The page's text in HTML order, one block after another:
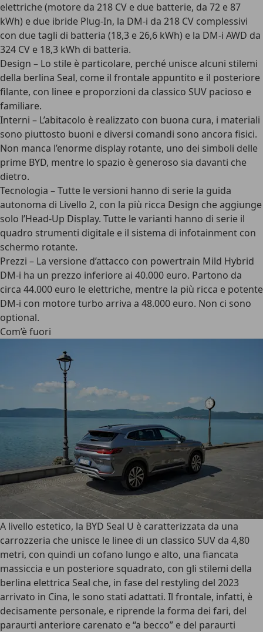
elettriche (motore da 218 CV e due batterie, da 72 e 87
kWh) e due ibride Plug-In, la DM-i da 218 CV complessivi
con due tagli di batteria (18,3 e 26,6 kWh) e la DM-i AWD da
324 CV e 18,3 kWh di batteria.
Design – Lo stile è particolare, perché unisce alcuni stilemi
della berlina Seal, come il frontale appuntito e il posteriore
filante, con linee e proporzioni da classico SUV pacioso e
familiare.
Interni – L’abitacolo è realizzato con buona cura, i materiali
sono piuttosto buoni e diversi comandi sono ancora fisici.
Non manca l’enorme display rotante, uno dei simboli delle
prime BYD, mentre lo spazio è generoso sia davanti che
dietro.
Tecnologia – Tutte le versioni hanno di serie la guida
autonoma di Livello 2, con la più ricca Design che aggiunge
solo l’Head-Up Display. Tutte le varianti hanno di serie il
quadro strumenti digitale e il sistema di infotainment con
schermo rotante.
Prezzi – La versione d’attacco con powertrain Mild Hybrid
DM-i ha un prezzo inferiore ai 40.000 euro. Partono da
circa 44.000 euro le elettriche, mentre la più ricca e potente
DM-i con motore turbo arriva a 48.000 euro. Non ci sono
optional.
Com’è fuori
A livello estetico, la BYD Seal U è caratterizzata da una
carrozzeria che unisce le linee di un classico SUV da 4,80
metri, con quindi un cofano lungo e alto, una fiancata
massiccia e un posteriore squadrato, con gli stilemi della
berlina elettrica Seal che, in fase del restyling del 2023
arrivato in Cina, le sono stati adattati. Il frontale, infatti, è
decisamente personale, e riprende la forma dei fari, del
paraurti anteriore carenato e “a becco” e del paraurti